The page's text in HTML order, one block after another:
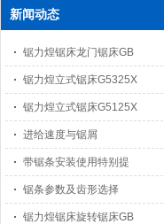
新闻动态
锯力煌锯床龙门锯床GB
锯力煌立式锯床G5325X
锯力煌立式锯床G5125X
进给速度与锯屑
带锯条安装使用特别提
锯条参数及齿形选择
锯力煌锯床旋转锯床GB